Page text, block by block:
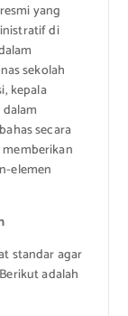
yang
di
sekolah
kepala
secara
elemen
standar agar
adalah